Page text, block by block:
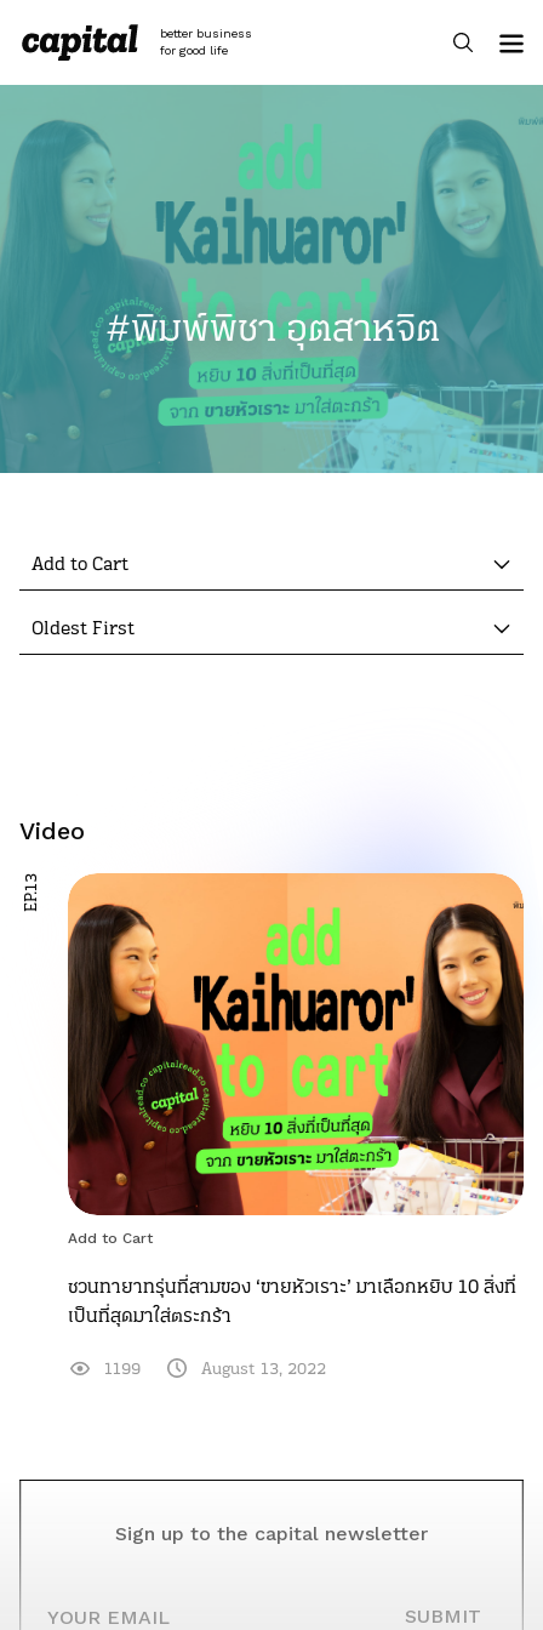
content
better business
for good life
#พิมพ์พิชา อุตสาหจิต
Add to Cart
Oldest First
Video
Add to Cart
ชวนทายาทรุ่นที่สามของ ‘ขายหัวเราะ’ มาเลือกหยิบ 10 สิ่งที่
เป็นที่สุดมาใส่ตระกร้า
EP.13
1199 August 13, 2022
Sign up to the capital newsletter
SUBMIT